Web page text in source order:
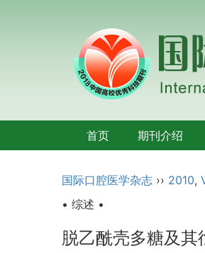
首页 期刊介绍
国际口腔医学杂志 ›› 2010,
• 综述 •
脱乙酰壳多糖及